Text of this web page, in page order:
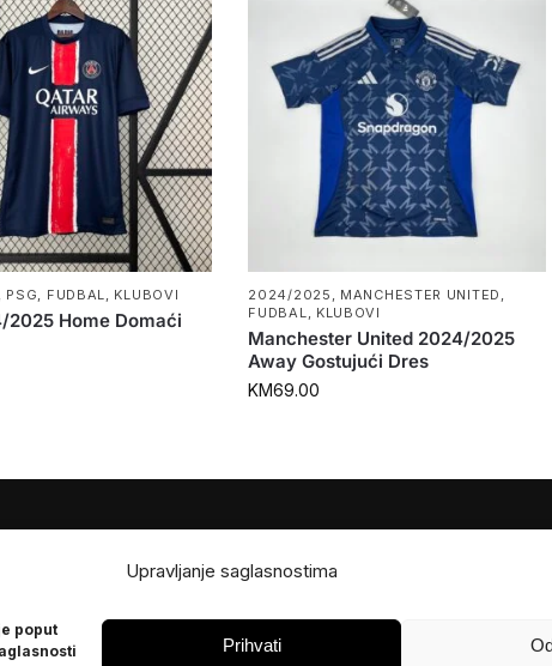
Upravljanje saglasnostima
poput
Prihvati
PSG FUDBAL KLUBOVI
2025 Home Domaći
2024/2025 MANCHESTER UNITED
FUDBAL
KLUBOVI
Manchester United 2024/2025
Away Gostujući Dres
KM69.00
POMOĆ
Politika privatnosti